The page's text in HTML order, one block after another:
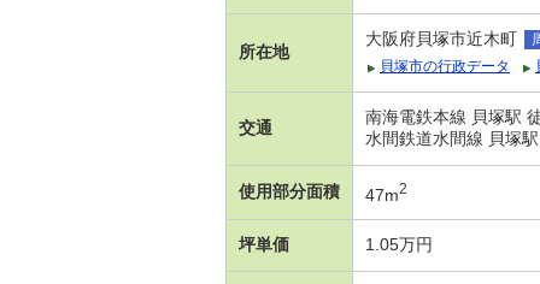
所在地
大阪府貝塚市近木町
貝塚市の行政データ
交通
南海電鉄本線 貝塚駅
水間鉄道水間線 貝塚
使用部分面積 47m2
坪単価 1.05万円